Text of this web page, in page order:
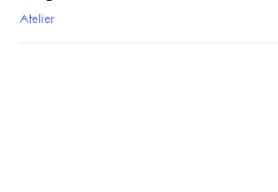
Atelier